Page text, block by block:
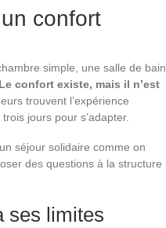
confort
simple, une salle de bain
Le confort existe, mais il n’est
trouvent l’expérience
jours pour s’adapter.
séjour solidaire comme on
des questions à la structure
ses limites